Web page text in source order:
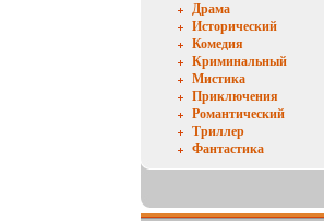
Драма
Исторический
Комедия
Криминальный
Мистика
Приключения
Романтический
Триллер
Фантастика